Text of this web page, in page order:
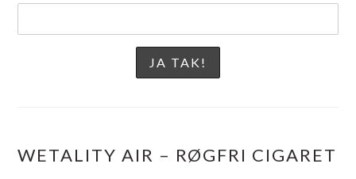
WETALITY AIR – RØGFRI CIGARET